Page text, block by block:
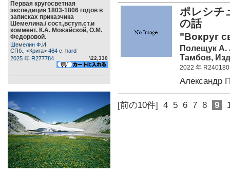
Первая кругосветная
экспедиция 1803-1806 годов в
записках приказчика
Шемелина./ сост.,вступ.ст.и
коммент. К.А. Можайской, О.М.
Федоровой.
Шемелин Ф.И.
СПб., <Крига> 464 c. hard
2025 年 R277784
\22,330
ポレシチ
の話
"Вокруг
Полещук А.
Тамбов,
2022 年 R240180
Александр
[前の10件] 4 5 6 7 8 9